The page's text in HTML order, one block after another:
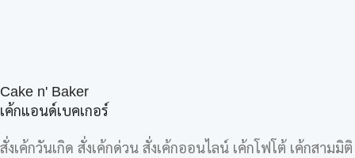
Cake n' Baker
เค้กแอนด์เบคเกอร์
สั่งเค้กวันเกิด สั่งเค้กด่วน สั่งเค้กออนไลน์ เค้กโฟโต้ เค้กสามมิติ